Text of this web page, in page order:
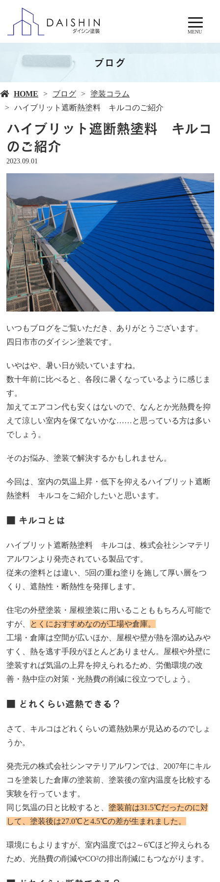
MENU
ブログ
HOME ブログ
塗装コラム
ハイブリット遮断熱塗料 キルコのご紹介
ハイブリット遮断熱塗料 キルコ
のご紹介
2023.09.01
いつもブログをご覧いただき、ありがとうございます。
四日市市のダイシン塗装です。
いやはや、暑い日が続いていますね。
数十年前に比べると、各段に暑くなっているように感じま
す。
加えてエアコン代も安くはないので、なんとか光熱費を抑
えて涼しい室内を保てないかな……と思っている方は多い
でしょう。
そのお悩み、塗装で解決するかもしれません。
今回は、室内の気温上昇・低下を抑えるハイブリット遮断
熱塗料 キルコをご紹介したいと思います。
■ キルコとは
ハイブリット遮断熱塗料 キルコは、株式会社シンマテリ
アルワンより発売されている製品です。
従来の塗料とは違い、5回の重ね塗りを施して厚い層をつ
くり、遮熱性・断熱性を発揮します。
住宅の外壁塗装・屋根塗装に用いることももちろん可能で
すが、
とくにおすすめなのが工場や倉庫。
工場・倉庫は空間が広いほか、屋根や壁が熱を溜め込みや
すく、熱を逃す手段がほとんどありません。屋根や外壁に
塗装すれば気温の上昇を抑えられるため、労働環境の改
善・熱中症の対策・光熱費の削減に役立つでしょう。
■ どれくらい遮熱できる？
さて、キルコはどれくらいの遮熱効果が見込めるのでしょ
うか。
発売元の株式会社シンマテリアルワンでは、2007年にキル
コを塗装した倉庫の塗装前、塗装後の室内温度を比較する
実験を行っています。
同じ気温の日と比較すると、 塗装前は31.5℃だったのに対
して、塗装後は27.0℃と4.5℃の差が生まれました。
環境にもよりますが、室内温度では2～6℃ほど抑えられる
ため、光熱費の削減やCO²の排出削減にもつながります。